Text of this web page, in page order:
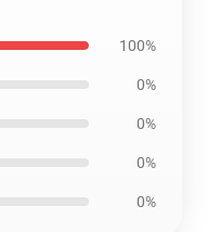
100%
0%
0%
0%
0%